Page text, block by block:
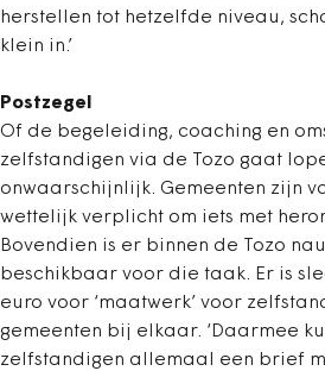
herstellen tot hetzelfde niveau,
klein in.’
Postzegel
Of de begeleiding, coaching en
zelfstandigen via de Tozo gaat
onwaarschijnlijk. Gemeenten zijn
wettelijk verplicht om iets met
Bovendien is er binnen de Tozo
beschikbaar voor die taak. Er is
euro voor ‘maatwerk’ voor
gemeenten bij elkaar. ‘Daarmee
zelfstandigen allemaal een brief